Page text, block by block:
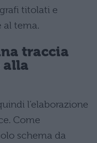
titolati e
al tema.
traccia
alla
l’elaborazione
Come
schema da